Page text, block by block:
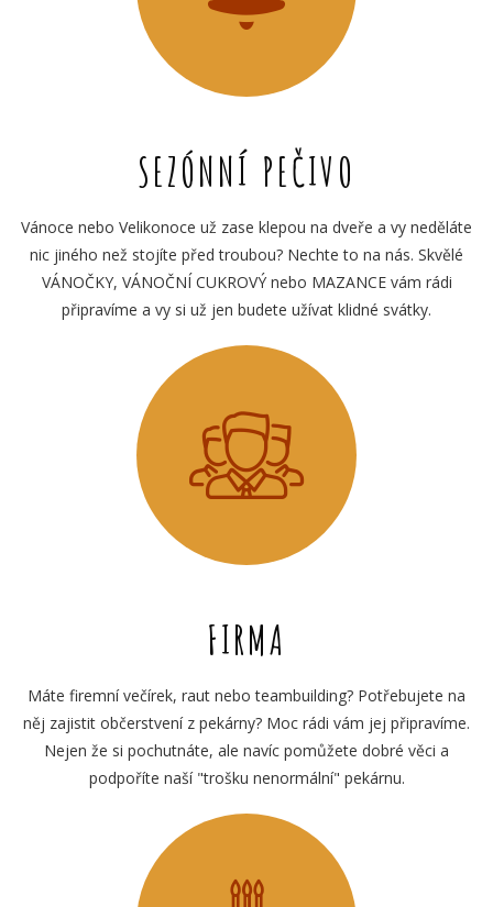
SEZÓNNÍ PEČIVO
Vánoce nebo Velikonoce už zase klepou na dveře a vy neděláte
nic jiného než stojíte před troubou? Nechte to na nás. Skvělé
VÁNOČKY, VÁNOČNÍ CUKROVÝ nebo MAZANCE vám rádi
připravíme a vy si už jen budete užívat klidné svátky.
FIRMA
Máte firemní večírek, raut nebo teambuilding? Potřebujete na
něj zajistit občerstvení z pekárny? Moc rádi vám jej připravíme.
Nejen že si pochutnáte, ale navíc pomůžete dobré věci a
podpoříte naší "trošku nenormální" pekárnu.